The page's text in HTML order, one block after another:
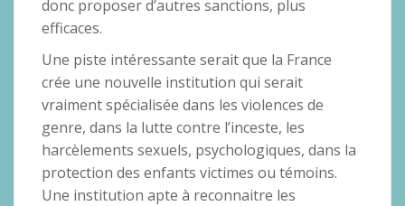
donc proposer d’autres sanctions, plus
efficaces.
Une piste intéressante serait que la France
crée une nouvelle institution qui serait
vraiment spécialisée dans les violences de
genre, dans la lutte contre l’inceste, les
harcèlements sexuels, psychologiques, dans la
protection des enfants victimes ou témoins.
Une institution apte à reconnaitre les